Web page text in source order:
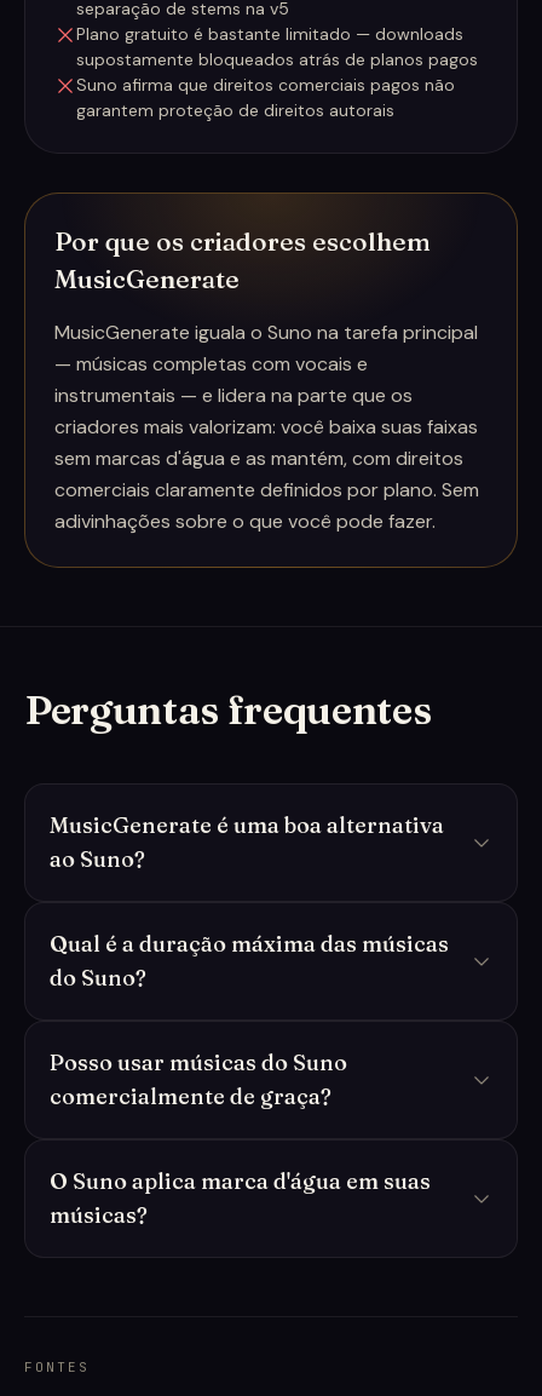
separação de stems na v5
Plano gratuito é bastante limitado — downloads
supostamente bloqueados atrás de planos pagos
Suno afirma que direitos comerciais pagos não
garantem proteção de direitos autorais
Por que os criadores escolhem
MusicGenerate
MusicGenerate iguala o Suno na tarefa principal
— músicas completas com vocais e
instrumentais — e lidera na parte que os
criadores mais valorizam: você baixa suas faixas
sem marcas d'água e as mantém, com direitos
comerciais claramente definidos por plano. Sem
adivinhações sobre o que você pode fazer.
Perguntas frequentes
MusicGenerate é uma boa alternativa
ao Suno?
Qual é a duração máxima das músicas
do Suno?
Posso usar músicas do Suno
comercialmente de graça?
O Suno aplica marca d'água em suas
músicas?
FONTES